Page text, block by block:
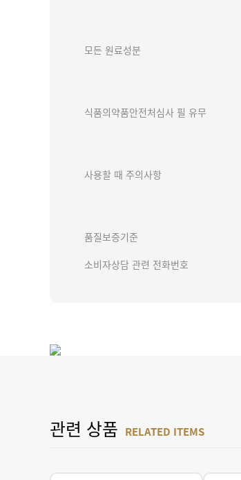
모든 원료성분
식품의약품안전처심사 필 유무
사용할 때 주의사항
품질보증기준
소비자상담 관련 전화번호
관련 상품 RELATED ITEMS